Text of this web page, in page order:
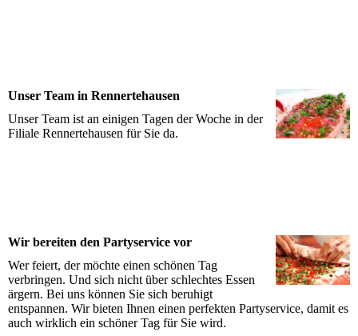
Unser Team in Rennertehausen
Unser Team ist an einigen Tagen der Woche in der
Filiale Rennertehausen für Sie da.
Wir bereiten den Partyservice vor
Wer feiert, der möchte einen schönen Tag
verbringen. Und sich nicht über schlechtes Essen
ärgern. Bei uns können Sie sich beruhigt
entspannen. Wir bieten Ihnen einen perfekten Partyservice, damit es
auch wirklich ein schöner Tag für Sie wird.